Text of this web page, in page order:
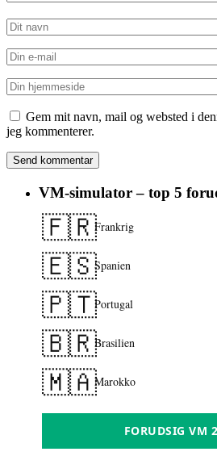
Gem mit navn, mail og websted i
jeg kommenterer.
VM-simulator – top 5
🇫🇷Frankrig
🇪🇸Spanien
🇵🇹Portugal
🇧🇷Brasilien
🇲🇦Marokko
FORUDSIG VM